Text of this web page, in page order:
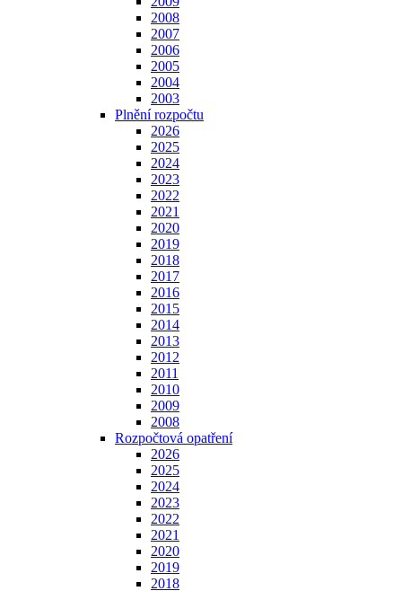
2008
2007
2006
2005
2004
2003
Plnění rozpočtu
2026
2025
2024
2023
2022
2021
2020
2019
2018
2017
2016
2015
2014
2013
2012
2011
2010
2009
2008
Rozpočtová opatření
2026
2025
2024
2023
2022
2021
2020
2019
2018